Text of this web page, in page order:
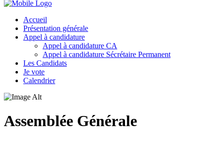
Accueil
Présentation générale
Appel à candidature
Appel à candidature CA
Appel à candidature Sécrétaire Permanent
Les Candidats
Je vote
Calendrier
Assemblée Générale